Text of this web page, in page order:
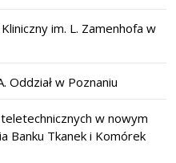
im. L. Zamenhofa w
Oddział w Poznaniu
w nowym
Banku Tkanek i Komórek